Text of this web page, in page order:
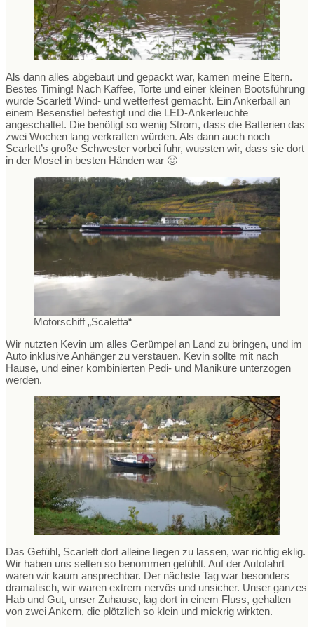
Als dann alles abgebaut und gepackt war, kamen meine Eltern.
Bestes Timing! Nach Kaffee, Torte und einer kleinen Bootsführung
wurde Scarlett Wind- und wetterfest gemacht. Ein Ankerball an
einem Besenstiel befestigt und die LED-Ankerleuchte
angeschaltet. Die benötigt so wenig Strom, dass die Batterien das
zwei Wochen lang verkraften würden. Als dann auch noch
Scarlett’s große Schwester vorbei fuhr, wussten wir, dass sie dort
in der Mosel in besten Händen war 🙂
Motorschiff „Scaletta“
Wir nutzten Kevin um alles Gerümpel an Land zu bringen, und im
Auto inklusive Anhänger zu verstauen. Kevin sollte mit nach
Hause, und einer kombinierten Pedi- und Maniküre unterzogen
werden.
Das Gefühl, Scarlett dort alleine liegen zu lassen, war richtig eklig.
Wir haben uns selten so benommen gefühlt. Auf der Autofahrt
waren wir kaum ansprechbar. Der nächste Tag war besonders
dramatisch, wir waren extrem nervös und unsicher. Unser ganzes
Hab und Gut, unser Zuhause, lag dort in einem Fluss, gehalten
von zwei Ankern, die plötzlich so klein und mickrig wirkten.